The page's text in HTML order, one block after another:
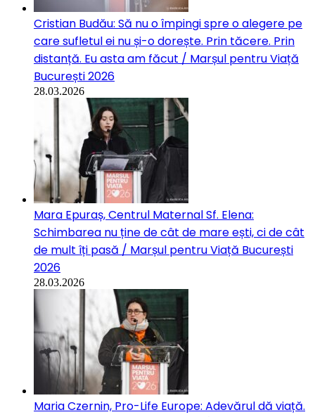
Cristian Budău: Să nu o împingi spre o alegere pe
care sufletul ei nu și-o dorește. Prin tăcere. Prin
distanță. Eu asta am făcut / Marșul pentru Viață
București 2026
28.03.2026
Mara Epuraș, Centrul Maternal Sf. Elena:
Schimbarea nu ține de cât de mare ești, ci de cât
de mult îți pasă / Marșul pentru Viață București
2026
28.03.2026
Maria Czernin, Pro-Life Europe: Adevărul dă viață.